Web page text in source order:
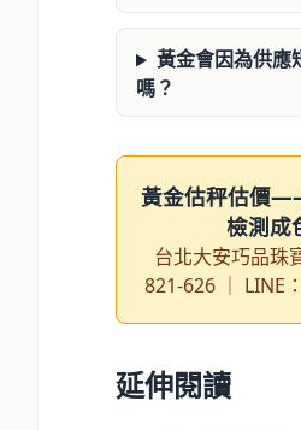
黃金會因為供應
嗎？
黃金估秤估價
檢測成
台北大安巧品珠
821-626 ｜ LINE
延伸閱讀